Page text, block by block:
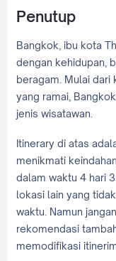
Penutup
Bangkok, ibu kota
dengan kehidupan,
beragam. Mulai dari
yang ramai,
jenis wisatawan.
Itinerary di atas
menikmati
dalam waktu 4 hari
lokasi lain yang
waktu. Namun
rekomendasi
memodifikasi